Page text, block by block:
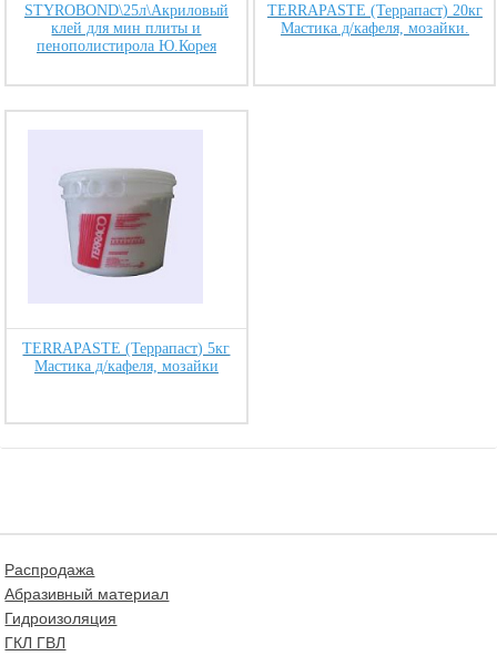
STYROBOND\25л\Акриловый
клей для мин плиты и
пенополистирола Ю.Корея
TERRAPASTE (Террапаст) 20кг
Мастика д/кафеля, мозайки.
TERRAPASTE (Террапаст) 5кг
Мастика д/кафеля, мозайки
Распродажа
Абразивный материал
Гидроизоляция
ГКЛ ГВЛ